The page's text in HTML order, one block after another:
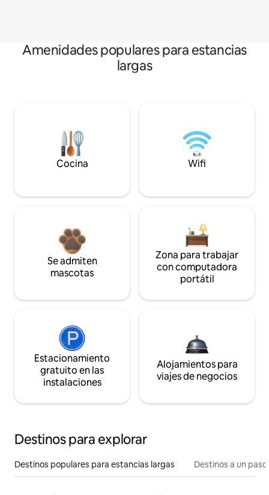
Amenidades populares para estancias
largas
Cocina Wifi
Se admiten
mascotas
Zona para trabajar
con computadora
portátil
Estacionamiento
gratuito en las
instalaciones
Alojamientos para
viajes de negocios
Destinos para explorar
Destinos populares para estancias largas Destinos a un